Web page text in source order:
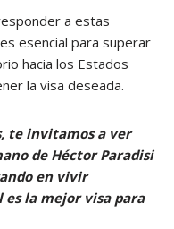
a estas
esencial para superar
hacia los Estados
la visa deseada.
te invitamos a ver
de Héctor Paradisi
en vivir
es la mejor visa para